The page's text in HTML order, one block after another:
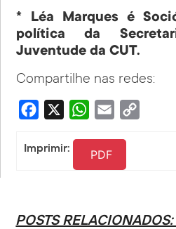
* Léa Marques é
política da
Juventude da CUT.
Compartilhe nas redes:
Facebook WhatsApp
Email
Imprimir: PDF
POSTS RELACIONADOS: